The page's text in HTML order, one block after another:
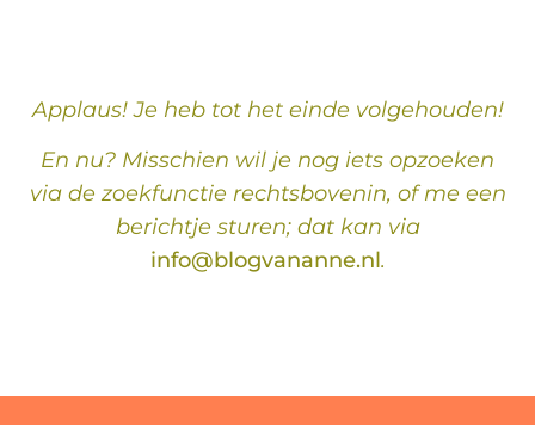
Applaus! Je heb tot het einde volgehouden!
En nu? Misschien wil je nog iets opzoeken
via de zoekfunctie rechtsbovenin, of me een
berichtje sturen; dat kan via
info@blogvananne.nl.